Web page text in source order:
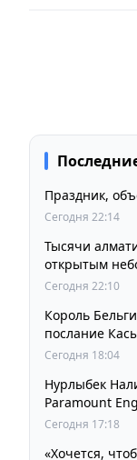
Праздник,
Сегодня 22:14
Тысячи
открытым
Сегодня 22:10
Король
послание
Сегодня 18:04
Нурлыбек
Paramount
Сегодня 17:18
«Хочется,